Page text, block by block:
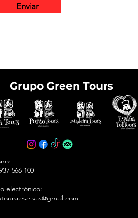
Enviar
Grupo Green Tours
566 100
electrónico: